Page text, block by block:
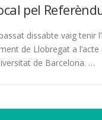
pel
dissabte vaig tenir
de Llobregat a
de Barcelona. …